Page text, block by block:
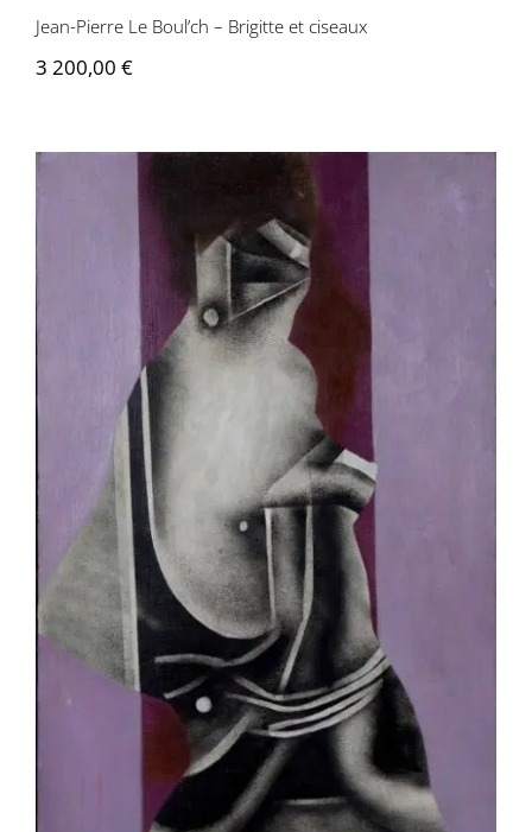
Jean-Pierre Le Boul’ch – Brigitte et ciseaux
3 200,00 €
Jean-Pierre Le Boul’ch – Femme au
cœur noir